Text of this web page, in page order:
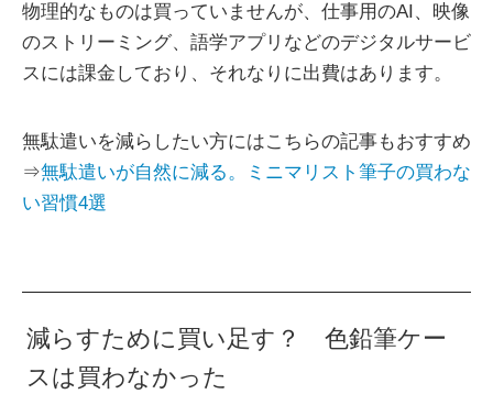
物理的なものは買っていませんが、仕事用のAI、映像
のストリーミング、語学アプリなどのデジタルサービ
スには課金しており、それなりに出費はあります。
無駄遣いを減らしたい方にはこちらの記事もおすすめ
⇒無駄遣いが自然に減る。ミニマリスト筆子の買わな
い習慣4選
減らすために買い足す？ 色鉛筆ケー
スは買わなかった